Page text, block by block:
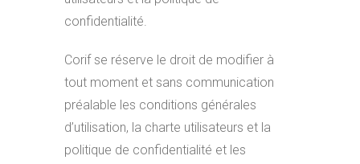
confidentialité.
Corif se réserve le droit de modifier à
tout moment et sans communication
préalable les conditions générales
d’utilisation, la charte utilisateurs et la
politique de confidentialité et les